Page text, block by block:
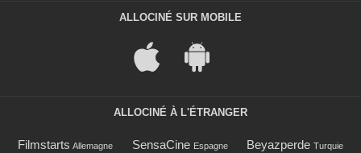
ALLOCINÉ SUR MOBILE
ALLOCINÉ À L'ÉTRANGER
Filmstarts Allemagne SensaCine Espagne Beyazperde Turquie